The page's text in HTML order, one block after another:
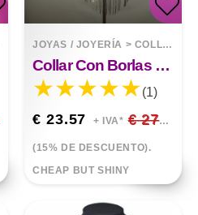
JOYAS / JOYERÍA > COLLARES
Collar Con Borlas De Diamantes De Imitación, Cadena Para El Cuerpo, Cabestro
(1)
€ 23.57 + IVA* € 27.73
(15% DE DESCUENTO).
CHEAP BUT SHINY